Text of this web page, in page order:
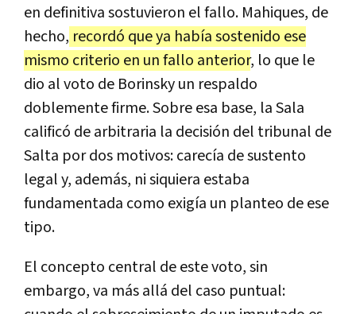
en definitiva sostuvieron el fallo. Mahiques, de
hecho, recordó que ya había sostenido ese
mismo criterio en un fallo anterior, lo que le
dio al voto de Borinsky un respaldo
doblemente firme. Sobre esa base, la Sala
calificó de arbitraria la decisión del tribunal de
Salta por dos motivos: carecía de sustento
legal y, además, ni siquiera estaba
fundamentada como exigía un planteo de ese
tipo.
El concepto central de este voto, sin
embargo, va más allá del caso puntual: